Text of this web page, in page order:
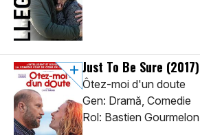
Just To Be Sure (2017)
Ôtez-moi d'un doute
Gen: Dramă, Comedie
Rol: Bastien Gourmelon